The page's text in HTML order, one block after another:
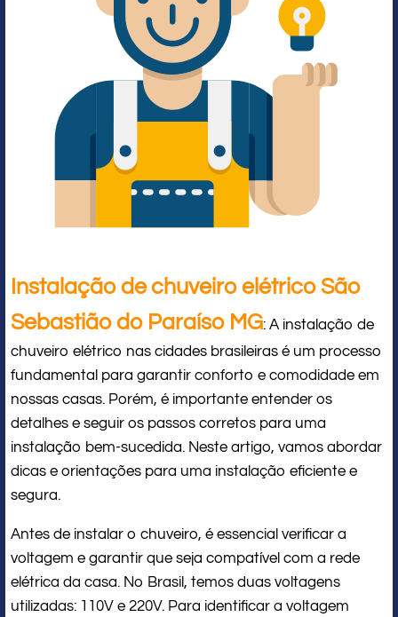
Instalação de chuveiro elétrico São
Sebastião do Paraíso MG: A instalação de
chuveiro elétrico nas cidades brasileiras é um processo
fundamental para garantir conforto e comodidade em
nossas casas. Porém, é importante entender os
detalhes e seguir os passos corretos para uma
instalação bem-sucedida. Neste artigo, vamos abordar
dicas e orientações para uma instalação eficiente e
segura.
Antes de instalar o chuveiro, é essencial verificar a
voltagem e garantir que seja compatível com a rede
elétrica da casa. No Brasil, temos duas voltagens
utilizadas: 110V e 220V. Para identificar a voltagem